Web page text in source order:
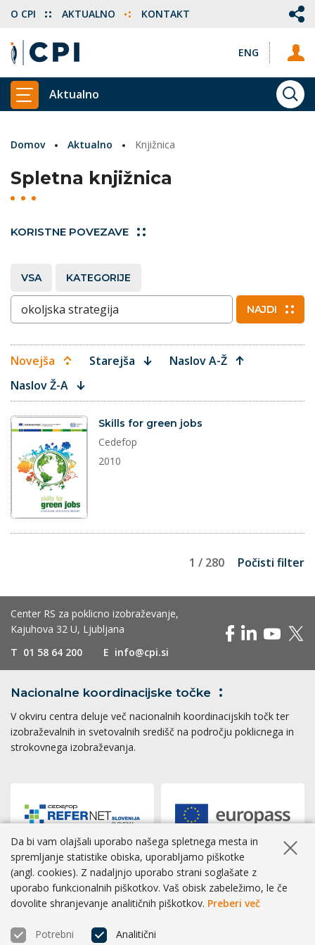
ENG
O CPI AKTUALNO KONTAKT
PRIKAŽI GLAVNI MENI
Aktualno
Domov Aktualno Knjižnica
Spletna knjižnica
KORISTNE POVEZAVE
VSA KATEGORIJE
Vnesite ključne besede NAJDI
Novejša Starejša
Naslov A-Ž
Naslov Ž-A
dokument
Skills for green jobs
Cedefop
2010
1 / 280 Počisti filter
Center RS za poklicno izobraževanje,
Kajuhova 32 U, Ljubljana
T 01 58 64 200 E info@cpi.si
Nacionalne koordinacijske točke
V okviru centra deluje več nacionalnih koordinacijskih točk ter
izobraževalnih in svetovalnih središč na področju poklicnega in
strokovnega izobraževanja.
Dostopnost|Zasebnost|Piškotki
Skrij
Da bi vam olajšali uporabo našega spletnega mesta in
spremljanje statistike obiska, uporabljamo piškotke
(angl. cookies). Z nadaljnjo uporabo strani soglašate z
uporabo funkcionalnih piškotkov. Vaš obisk zabeležimo, le če
dovolite shranjevanje analitičnih piškotkov. Preberi več
Potrebni Analitični